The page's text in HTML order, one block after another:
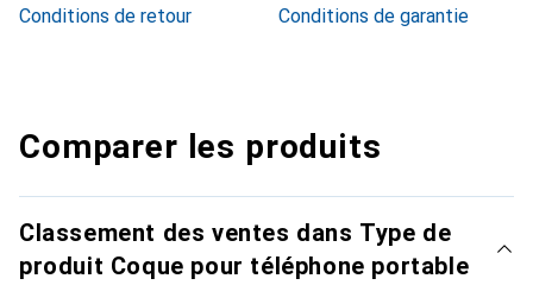
Conditions de retour
Conditions de garantie
Comparer les produits
Classement des ventes dans Type de
produit Coque pour téléphone portable